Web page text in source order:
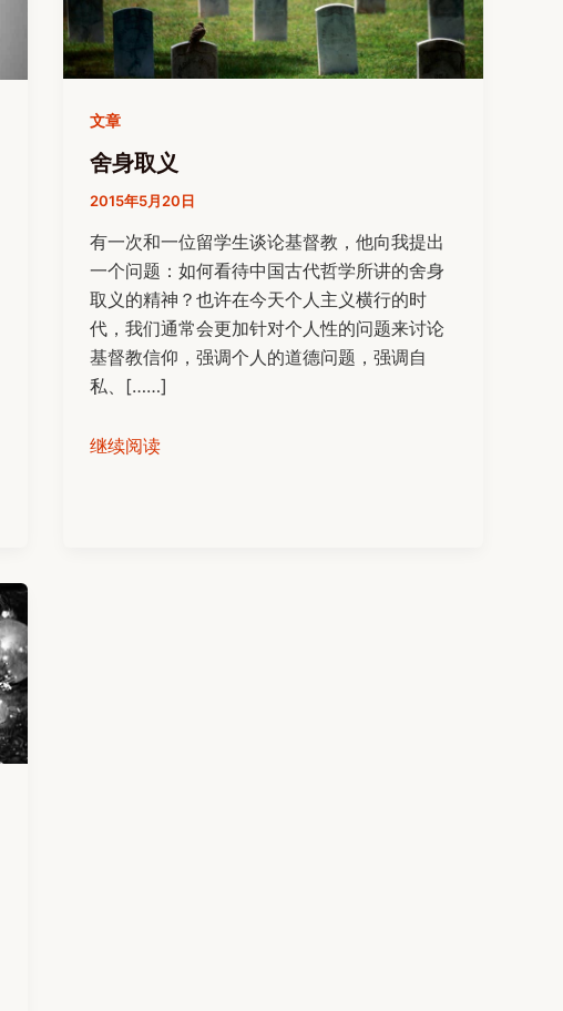
文章
舍身取义
2015年5月20日
有一次和一位留学生谈论基督教，他向我提出
一个问题：如何看待中国古代哲学所讲的舍身
取义的精神？也许在今天个人主义横行的时
代，我们通常会更加针对个人性的问题来讨论
基督教信仰，强调个人的道德问题，强调自
私、[……]
继续阅读